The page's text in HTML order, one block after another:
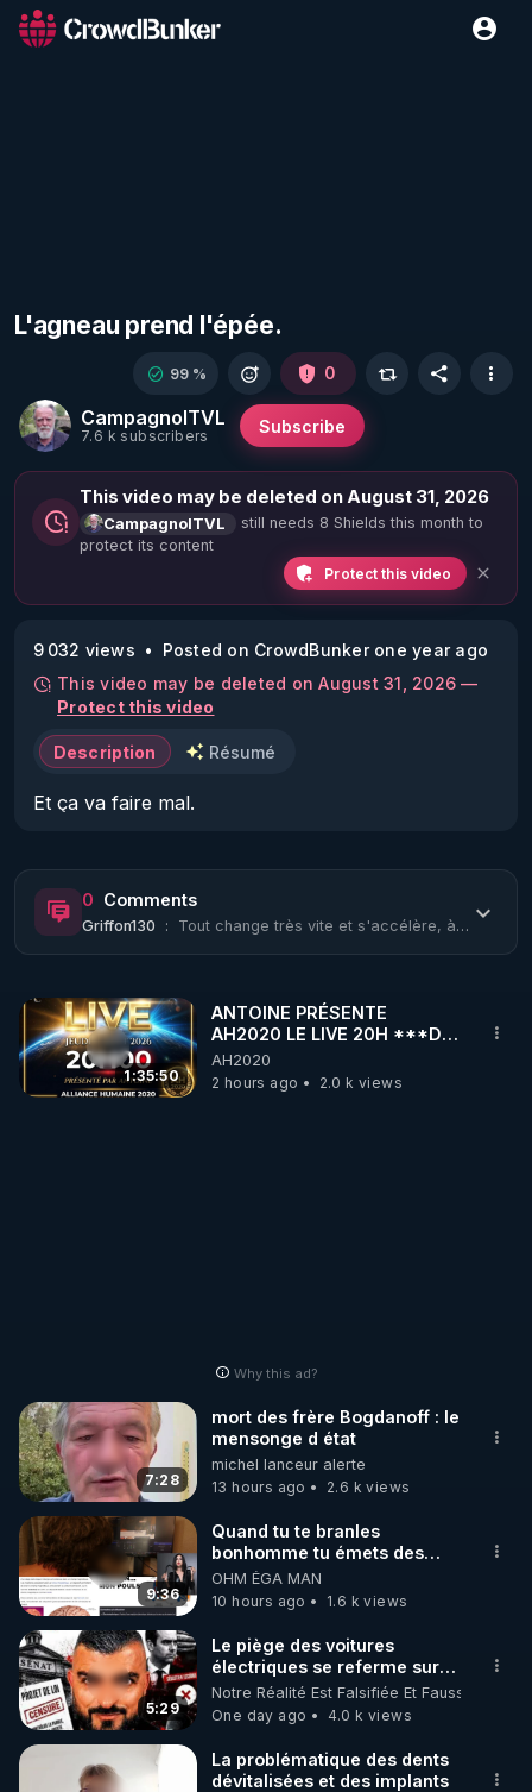
L'agneau prend l'épée.
CampagnolTVL
7.6 k subscribers Subscribe
99 % 0
This video may be deleted on August 31, 2026
CampagnolTVL
still needs 8 Shields this month to
protect its content
Protect this video
9 032 views
Posted on CrowdBunker one year ago
This video may be deleted on August 31, 2026 —
Protect this video
Description Résumé
Et ça va faire mal.
0 Comments
Griffon130 : Tout change très vite et s'accélère, à suivre avec curiosité
1:35:50
ANTOINE PRÉSENTE
AH2020 LE LIVE 20H ***DU
06/08/2026***
AH2020
2 hours ago
2.0 k views
Why this ad?
7:28
mort des frère Bogdanoff : le
mensonge d état
michel lanceur alerte
13 hours ago
2.6 k views
9:36
Quand tu te branles
bonhomme tu émets des
ondes ils ont juste omis de
t'expliquer
OHM ÉGA MAN
10 hours ago
1.6 k views
5:29
Le piège des voitures
électriques se referme sur
les usagers !
Notre Réalité Est Falsifiée Et Fausse
One day ago
4.0 k views
La problématique des dents
dévitalisées et des implants